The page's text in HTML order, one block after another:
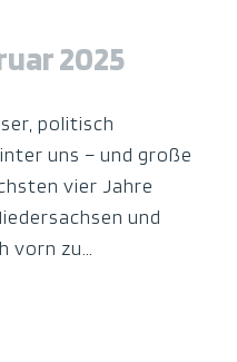
2025
politisch
uns – und große
vier Jahre
und
vorn zu…